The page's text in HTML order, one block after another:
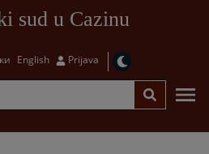
sud u Cazinu
English Prijava